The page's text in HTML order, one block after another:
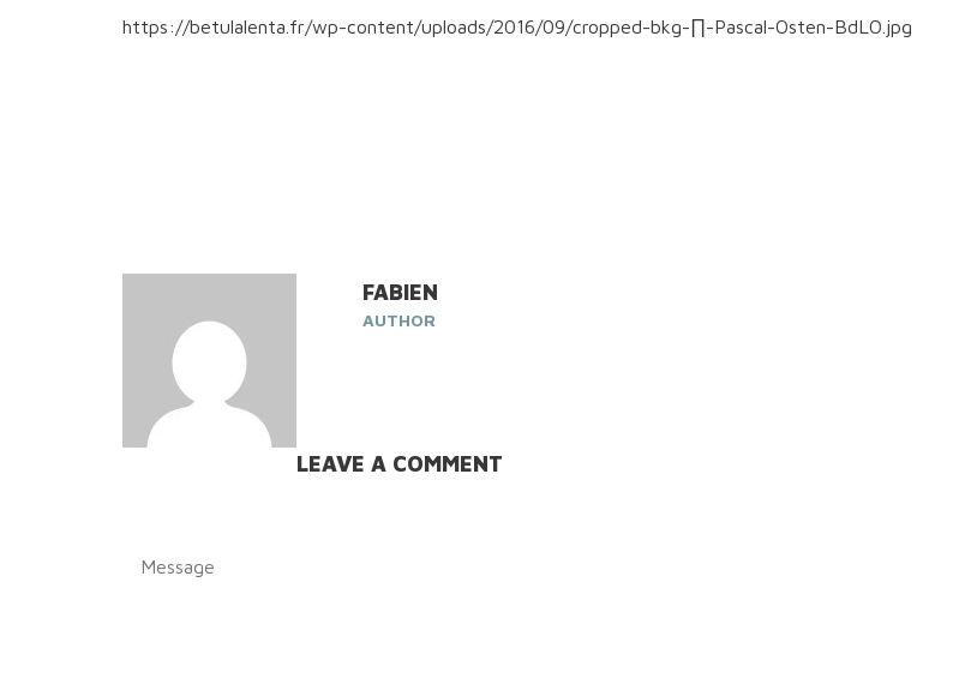
https://betulalenta.fr/wp-content/uploads/2016/09/cropped-bkg-∏-Pascal-Osten-BdLO.jpg
FABIEN
AUTHOR
LEAVE A COMMENT